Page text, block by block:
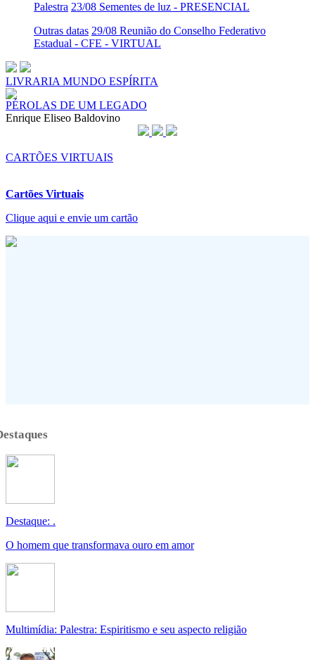
Palestra 23/08 Sementes de luz - PRESENCIAL
Outras datas 29/08 Reunião do Conselho Federativo
Estadual - CFE - VIRTUAL
LIVRARIA MUNDO ESPÍRITA
PÉROLAS DE UM LEGADO
Enrique Eliseo Baldovino
CARTÕES VIRTUAIS
Cartões Virtuais
Clique aqui e envie um cartão
Destaque: .
O homem que transformava ouro em amor
Multimídia: Palestra: Espiritismo e seu aspecto religião